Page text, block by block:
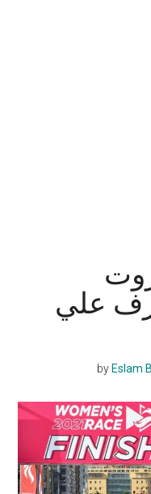
تعرف علي
Eslam